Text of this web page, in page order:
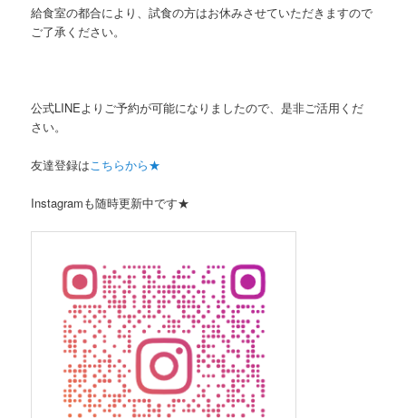
給食室の都合により、試食の方はお休みさせていただきますので
ご了承ください。
公式LINEよりご予約が可能になりましたので、是非ご活用くだ
さい。
友達登録はこちらから★
Instagramも随時更新中です★